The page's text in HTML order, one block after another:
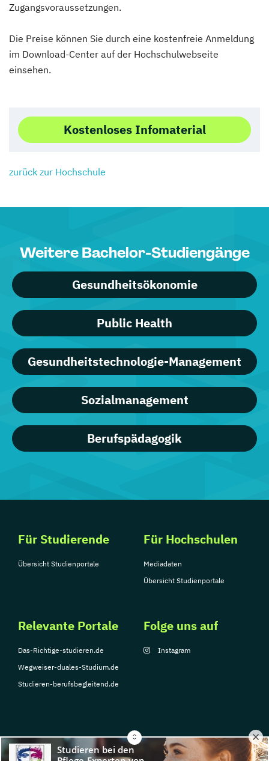
Zugangsvoraussetzungen.
Die Preise können Sie durch eine kostenfreie Anmeldung
im Download-Center auf der Hochschulwebseite
einsehen.
Kostenloses Infomaterial
zurück zur Hochschule
Weitere Bachelor-Studiengänge
Gesundheitsökonomie
Public Health
Gesundheitstechnologie-Management
Sozialmanagement
Berufspädagogik
Für Studierende
Übersicht Studienportale
Für Hochschulen
Mediadaten
Übersicht Studienportale
Relevante Portale
Das-Richtige-studieren.de
Wegweiser-duales-Studium.de
Studieren-berufsbegleitend.de
Folge uns auf
Instagram